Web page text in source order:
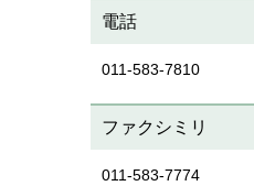
電話
011-583-7810
ファクシミリ
011-583-7774